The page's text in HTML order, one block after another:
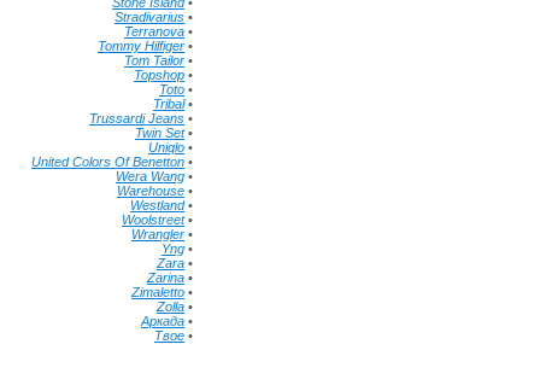
Stradivarius •
Terranova •
Tommy Hilfiger •
Tom Tailor •
Topshop •
Toto •
Tribal•
Trussardi Jeans •
Twin Set•
Uniqlo •
United Colors Of Benetton •
Wera Wang •
Warehouse •
Westland•
Woolstreet•
Wrangler •
Yng •
Zara •
Zarina •
Zimaletto •
Zolla •
Аркада •
Твое •